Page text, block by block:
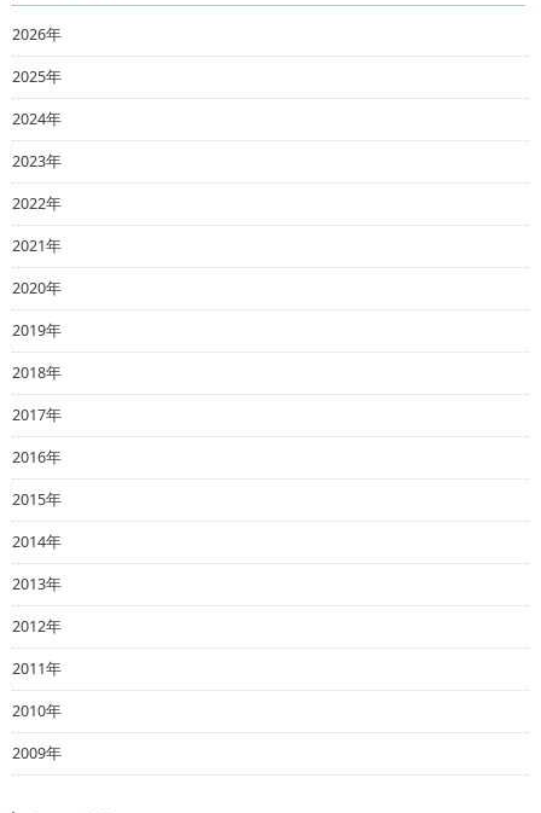
2026年
2025年
2024年
2023年
2022年
2021年
2020年
2019年
2018年
2017年
2016年
2015年
2014年
2013年
2012年
2011年
2010年
2009年